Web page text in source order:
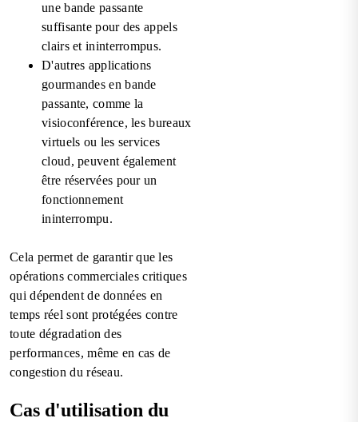
une bande passante
suffisante pour des appels
clairs et ininterrompus.
D'autres applications
gourmandes en bande
passante, comme la
visioconférence, les bureaux
virtuels ou les services
cloud, peuvent également
être réservées pour un
fonctionnement
ininterrompu.
Cela permet de garantir que les
opérations commerciales critiques
qui dépendent de données en
temps réel sont protégées contre
toute dégradation des
performances, même en cas de
congestion du réseau.
Cas d'utilisation du